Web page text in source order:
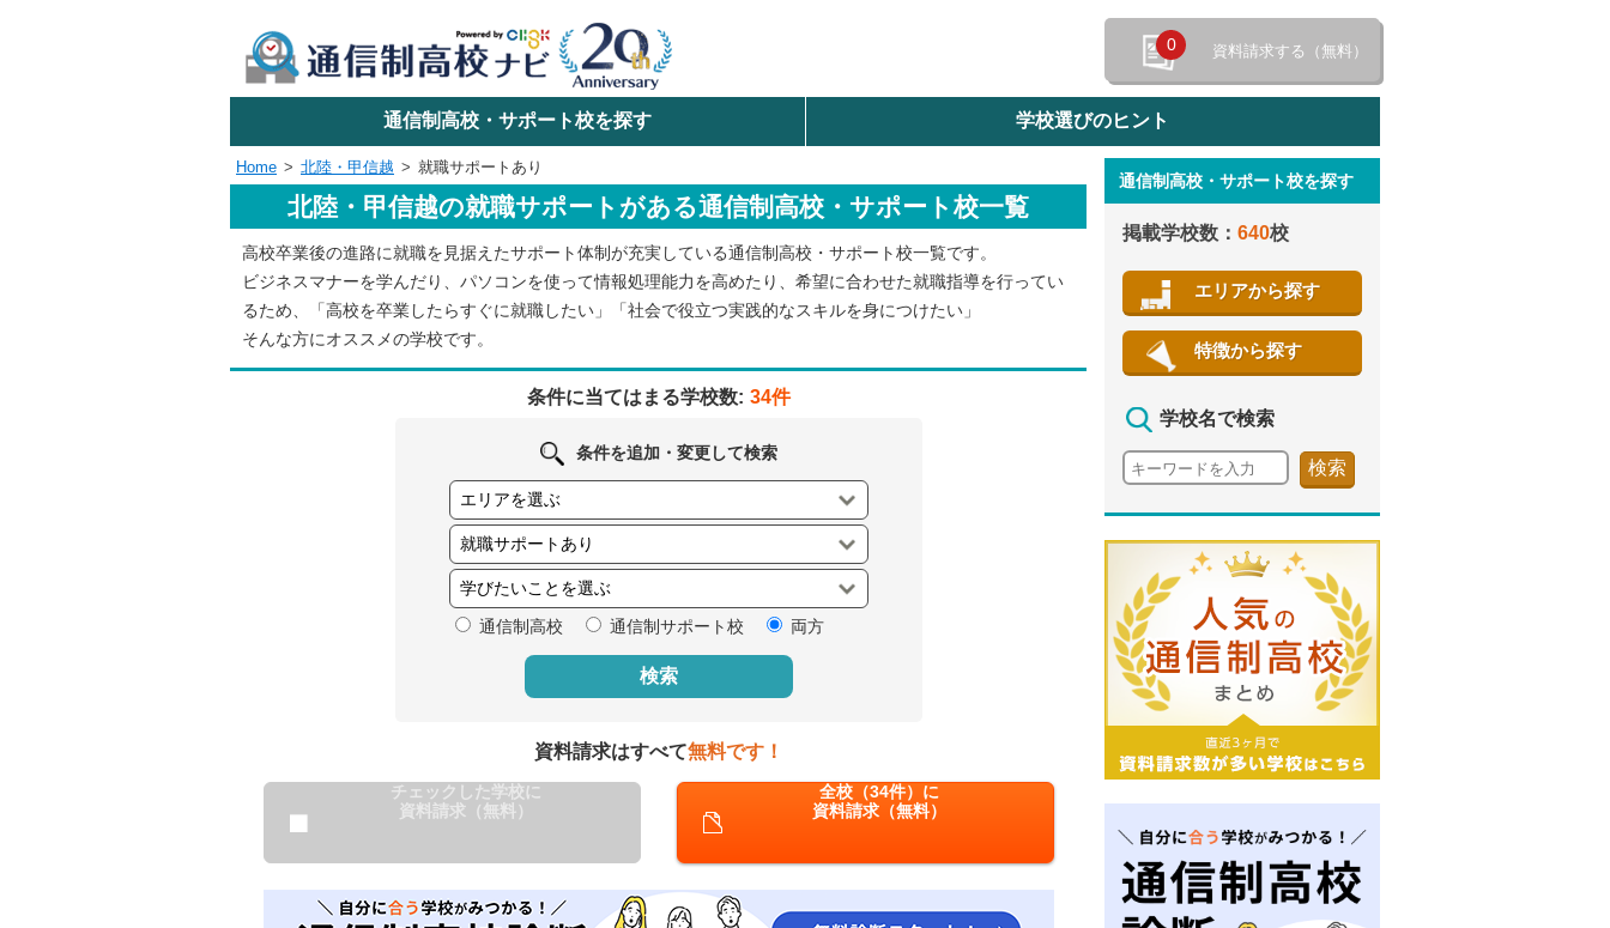
0 資料請求する（無料）
学校名で探す
検索
エリアから探す
エリアを選択して探す
関東 北海道・東北
東海 北陸・甲信越
九州・沖縄
閉じる
通信制高校・サポート校を探す 学校選びのヒント
Home 北陸・甲信越 就職サポートあり
北陸・甲信越の就職サポートがある通信制高校・サポート校一覧
高校卒業後の進路に就職を見据えたサポート体制が充実している通信制高校・サポート校一覧です。
ビジネスマナーを学んだり、パソコンを使って情報処理能力を高めたり、希望に合わせた就職指導を行ってい
るため、「高校を卒業したらすぐに就職したい」「社会で役立つ実践的なスキルを身につけたい」
そんな方にオススメの学校です。
条件に当てはまる学校数: 34件
条件を追加・変更して検索
通信制高校 通信制サポート校 両方
検索
資料請求はすべて無料です！
チェックした学校に
資料請求（無料）
全校（34件）に
資料請求（無料）
通信制高校・サポート校を探す
掲載学校数： 640校
エリアから探す
特徴から探す
学校名で検索